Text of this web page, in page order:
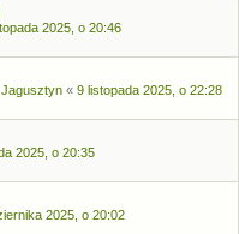
2025, o 20:46
« 9 listopada 2025, o 22:28
2025, o 20:35
2025, o 20:02